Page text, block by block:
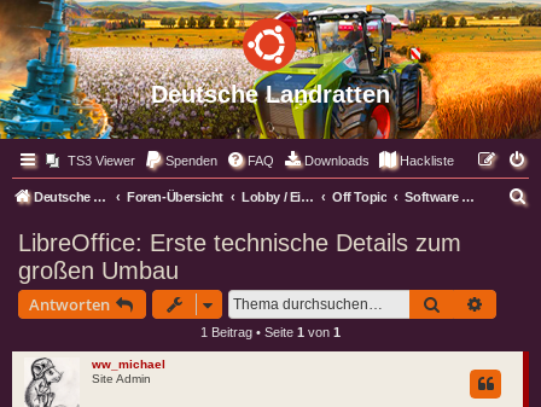
Deutsche Landratten
TS3 Viewer Spenden FAQ Downloads Hackliste
Deutsche Landratten Foren-Übersicht Lobby / Eingangsbereich Off Topic Software Kramecke
LibreOffice: Erste technische Details zum
großen Umbau
Antworten Suche
1 Beitrag • Seite 1 von 1
ww_michael
Site Admin